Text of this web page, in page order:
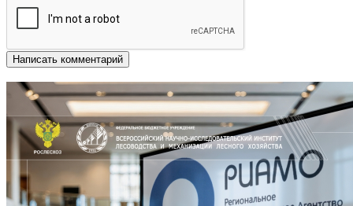
Написать комментарий